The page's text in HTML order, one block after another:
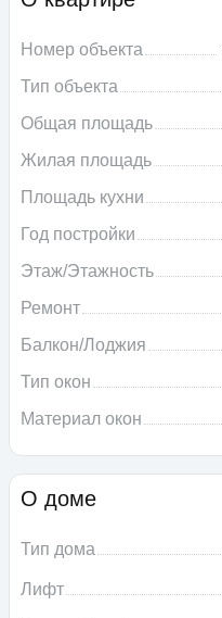
Номер объекта
Тип объекта
Общая площадь
Жилая площадь
Площадь кухни
Год постройки
Этаж/Этажность
Ремонт
Балкон/Лоджия
Тип окон
Материал окон
О доме
Тип дома
Лифт